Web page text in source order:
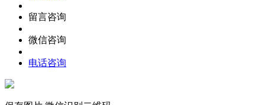
留言咨询
微信咨询
电话咨询